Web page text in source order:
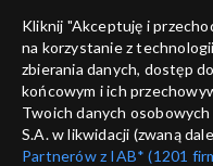
Zwierzaki Czytaki
Idealny motywator
Kliknij "Akceptuję i
na korzystanie z
zbierania danych, dostęp
końcowym i ich
Twoich danych osobowych
S.A. w likwidacji (zwaną
Partnerów z IAB* (1201